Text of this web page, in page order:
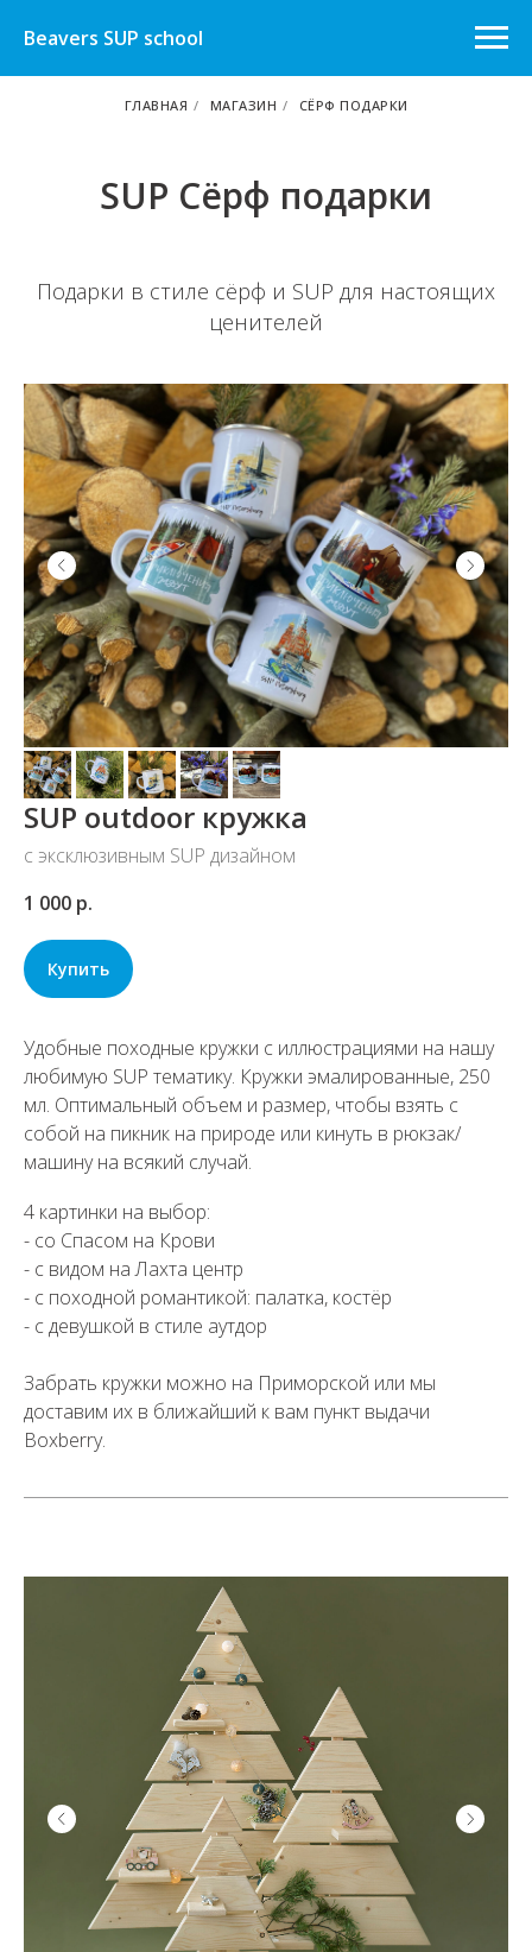
Beavers SUP school
ГЛАВНАЯ / МАГАЗИН / СЁРФ ПОДАРКИ
SUP Сёрф подарки
Подарки в стиле сёрф и SUP для настоящих
ценителей
SUP оutdoor кружка
с эксклюзивным SUP дизайном
1 000 р.
Купить
Удобные походные кружки с иллюстрациями на нашу
любимую SUP тематику. Кружки эмалированные, 250
мл. Оптимальный объем и размер, чтобы взять с
собой на пикник на природе или кинуть в рюкзак/
машину на всякий случай.
4 картинки на выбор:
- со Спасом на Крови
- с видом на Лахта центр
- с походной романтикой: палатка, костёр
- с девушкой в стиле аутдор
Забрать кружки можно на Приморской или мы
доставим их в ближайший к вам пункт выдачи
Boxberry.